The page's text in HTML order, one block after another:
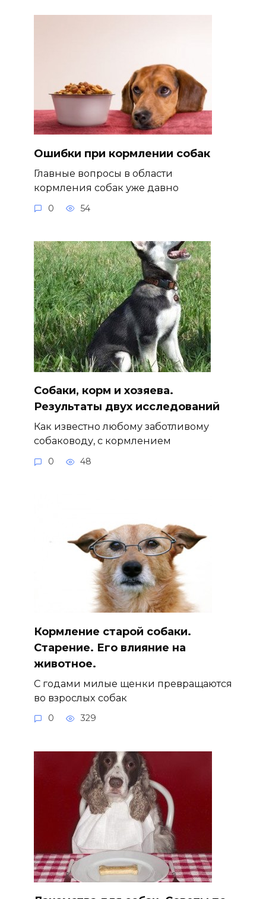
Ошибки при кормлении собак
Главные вопросы в области
кормления собак уже давно
0 54
Собаки, корм и хозяева.
Результаты двух исследований
Как известно любому заботливому
собаководу, с кормлением
0 48
Кормление старой собаки.
Старение. Его влияние на
животное.
С годами милые щенки превращаются
во взрослых собак
0 329